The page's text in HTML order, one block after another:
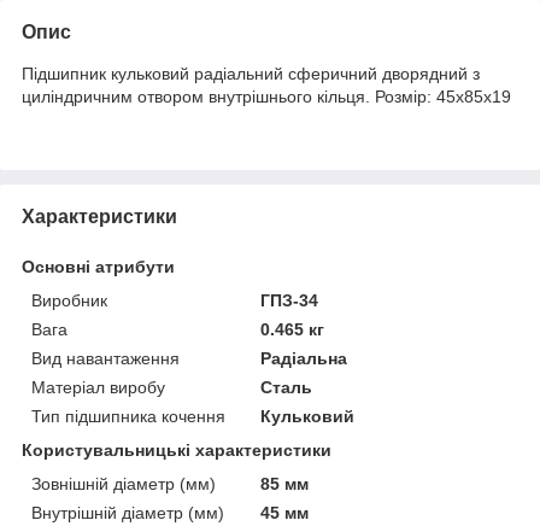
Опис
Підшипник кульковий радіальний сферичний дворядний з
циліндричним отвором внутрішнього кільця. Розмір: 45х85х19
Характеристики
Основні атрибути
Виробник
ГПЗ-34
Вага
0.465 кг
Вид навантаження
Радіальна
Матеріал виробу
Сталь
Тип підшипника кочення
Кульковий
Користувальницькі характеристики
Зовнішній діаметр (мм)
85 мм
Внутрішній діаметр (мм)
45 мм